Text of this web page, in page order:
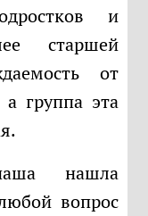
и
старшей
от
а группа эта
вопрос